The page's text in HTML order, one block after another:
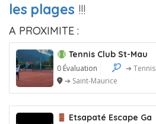
les plages !!!
A PROXIMITE :
Tennis Club St-Mau
0 Évaluation
➔ Tennis
➔ Saint-Maurice
Etsapaté Escape Ga